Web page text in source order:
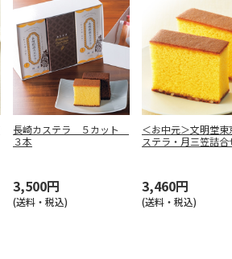
長崎カステラ ５カット
３本
3,500円
(送料・税込)
＜お中元＞文明堂
ステラ・月三笠詰合
3,460円
(送料・税込)